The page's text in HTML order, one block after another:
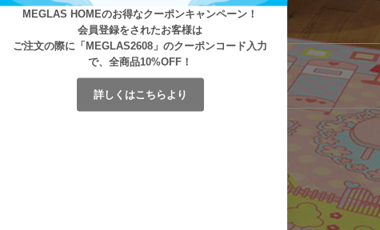
MEGLAS HOMEのお得なクーポンキャンペーン！
会員登録をされたお客様は
ご注文の際に「MEGLAS2608」のクーポンコード入力
で、全商品10%OFF！
詳しくはこちらより